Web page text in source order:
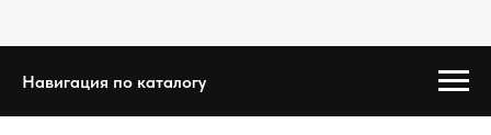
Навигация по каталогу